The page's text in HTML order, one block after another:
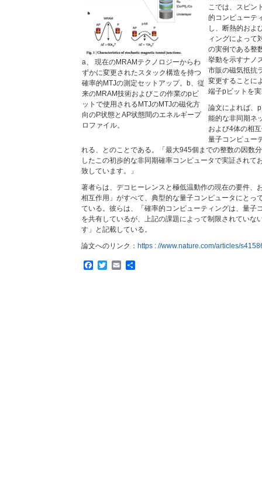
a、 現在のMRAMテクノロジーからわ
ずかに変更されたスタック構造を持つ
確率的MTJの測定セットアップ。b、従
来のMRAM技術およびこの作業のpビ
ットで使用されるMTJのMTJの磁化方
向のP状態とAP状態間のエネルギープ
ロファイル。
こでは、スピン
的コンピューテ
し、断熱的およ
ィングによって
の実例である整
挙動を示すナノ
市販の磁気抵抗
変更することに
端子pビットを
論文によれば、
能的な非同期ネ
および4体の相
量子コンピュー
れる、とのことである。「最大945個までの整数の因数
したこの初歩的な非同期確率コンピュータで実証されて
致しています。」
著者らは、デコヒーレンスと極低温動作の現在の要件、
相互作用」がすべて、典型的な量子コンピュータにとっ
ている。彼らは、「確率的コンピューティングは、量子
を共有しているが、上記の課題によって制限されていな
す」と記載している。
論文へのリンク： https : //www.nature.com/articles/
Facebook
TwitterEmail
共